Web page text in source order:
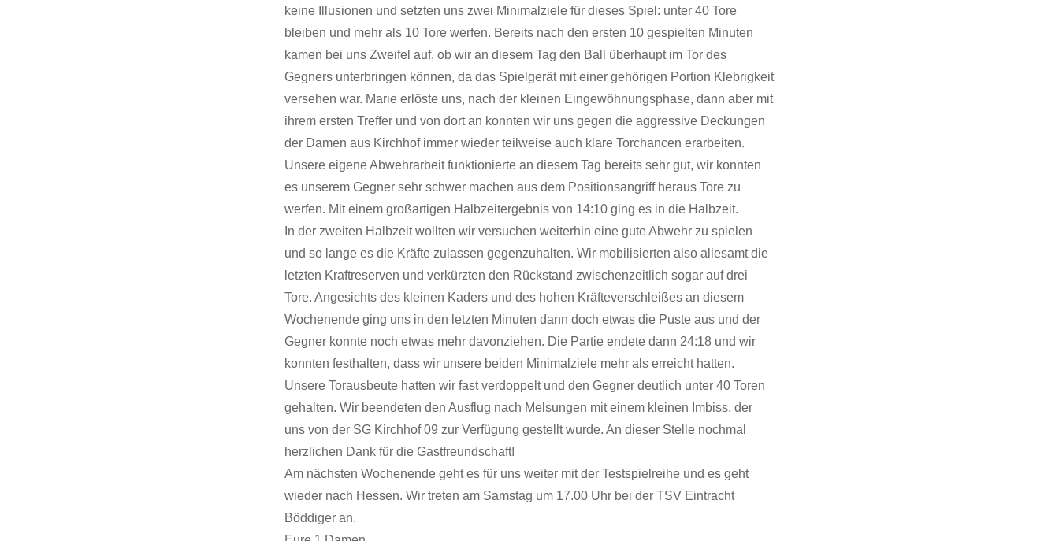
keine Illusionen und setzten uns zwei Minimalziele für dieses Spiel: unter 40 Tore
bleiben und mehr als 10 Tore werfen. Bereits nach den ersten 10 gespielten Minuten
kamen bei uns Zweifel auf, ob wir an diesem Tag den Ball überhaupt im Tor des
Gegners unterbringen können, da das Spielgerät mit einer gehörigen Portion Klebrigkeit
versehen war. Marie erlöste uns, nach der kleinen Eingewöhnungsphase, dann aber mit
ihrem ersten Treffer und von dort an konnten wir uns gegen die aggressive Deckungen
der Damen aus Kirchhof immer wieder teilweise auch klare Torchancen erarbeiten.
Unsere eigene Abwehrarbeit funktionierte an diesem Tag bereits sehr gut, wir konnten
es unserem Gegner sehr schwer machen aus dem Positionsangriff heraus Tore zu
werfen. Mit einem großartigen Halbzeitergebnis von 14:10 ging es in die Halbzeit.
In der zweiten Halbzeit wollten wir versuchen weiterhin eine gute Abwehr zu spielen
und so lange es die Kräfte zulassen gegenzuhalten. Wir mobilisierten also allesamt die
letzten Kraftreserven und verkürzten den Rückstand zwischenzeitlich sogar auf drei
Tore. Angesichts des kleinen Kaders und des hohen Kräfteverschleißes an diesem
Wochenende ging uns in den letzten Minuten dann doch etwas die Puste aus und der
Gegner konnte noch etwas mehr davonziehen. Die Partie endete dann 24:18 und wir
konnten festhalten, dass wir unsere beiden Minimalziele mehr als erreicht hatten.
Unsere Torausbeute hatten wir fast verdoppelt und den Gegner deutlich unter 40 Toren
gehalten. Wir beendeten den Ausflug nach Melsungen mit einem kleinen Imbiss, der
uns von der SG Kirchhof 09 zur Verfügung gestellt wurde. An dieser Stelle nochmal
herzlichen Dank für die Gastfreundschaft!
Am nächsten Wochenende geht es für uns weiter mit der Testspielreihe und es geht
wieder nach Hessen. Wir treten am Samstag um 17.00 Uhr bei der TSV Eintracht
Böddiger an.